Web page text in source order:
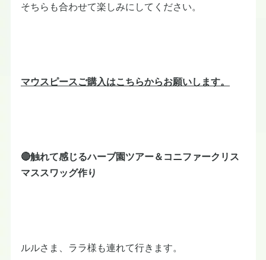
そちらも合わせて楽しみにしてください。
マウスピースご購入はこちらからお願いします。
🔴触れて感じるハーブ園ツアー＆コニファークリス
マススワッグ作り
ルルさま、ララ様も連れて行きます。